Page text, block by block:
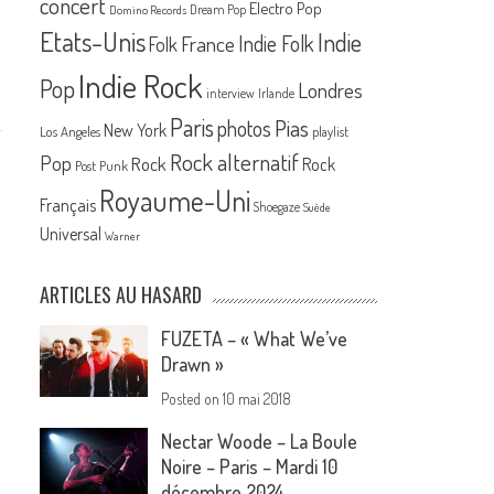
Domino Records Dream Pop Electro Pop
Etats-UnisFolk France Indie FolkIndie
PopIndie Rock interview Irlande Londres
Los Angeles New York Parisphotos Pias playlist
Pop Post Punk Rock Rock alternatif Rock
Français Royaume-Uni Shoegaze Suède
Universal Warner
ARTICLES AU HASARD
FUZETA – « What We’ve
Drawn »
Posted on10 mai 2018
Nectar Woode – La Boule
Noire – Paris – Mardi 10